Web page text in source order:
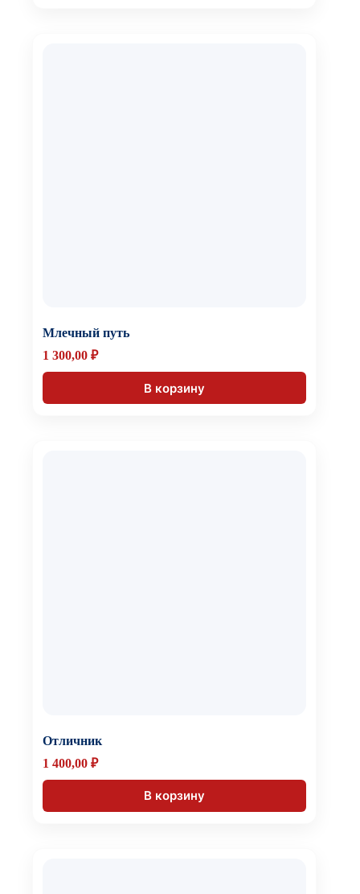
Млечный путь
1 300,00 ₽
В корзину
Отличник
1 400,00 ₽
В корзину